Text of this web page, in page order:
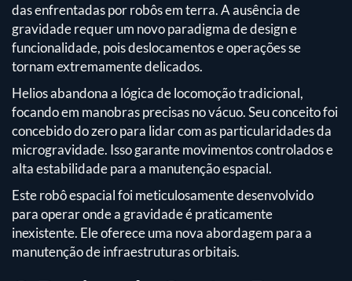
das enfrentadas por robôs em terra. A ausência de
gravidade requer um novo paradigma de design e
funcionalidade, pois deslocamentos e operações se
tornam extremamente delicados.
Helios abandona a lógica de locomoção tradicional,
focando em manobras precisas no vácuo. Seu conceito foi
concebido do zero para lidar com as particularidades da
microgravidade. Isso garante movimentos controlados e
alta estabilidade para a manutenção espacial.
Este robô espacial foi meticulosamente desenvolvido
para operar onde a gravidade é praticamente
inexistente. Ele oferece uma nova abordagem para a
manutenção de infraestruturas orbitais.